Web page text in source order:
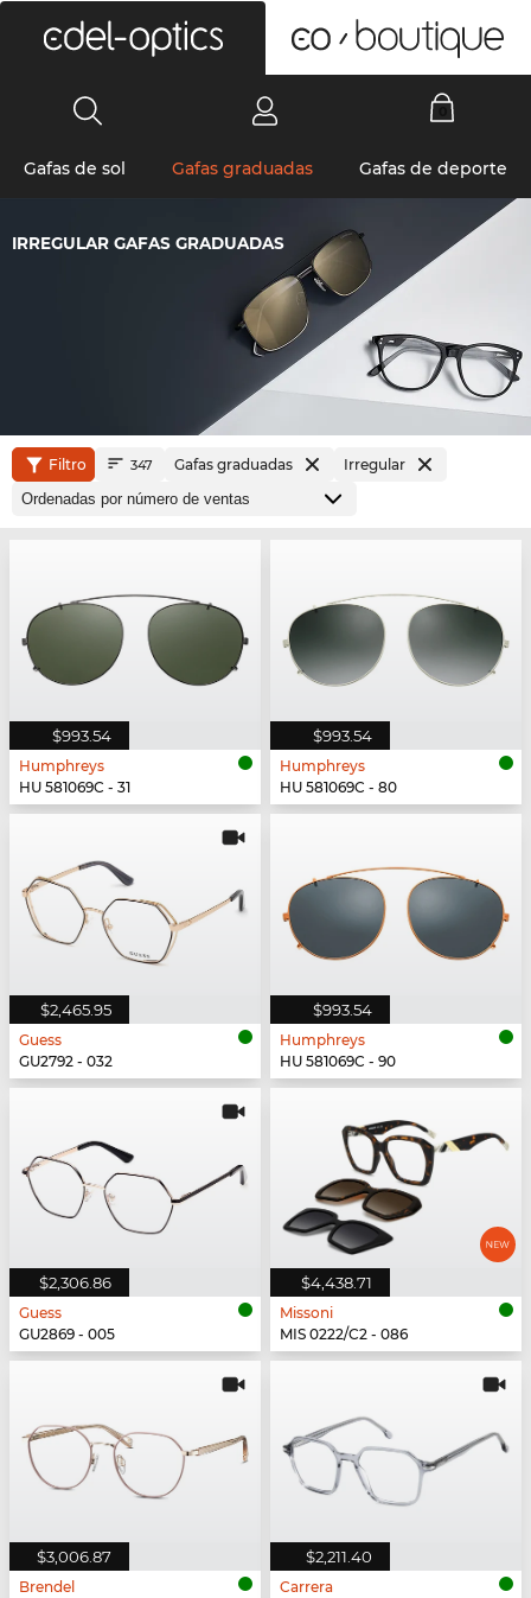
Gafas de sol Gafas graduadas Gafas de deporte
IRREGULAR GAFAS GRADUADAS
Filtro 347 Gafas graduadas Irregular
$993.54
Humphreys
HU 581069C - 31
$993.54
Humphreys
HU 581069C - 80
$2,465.95
Guess
GU2792 - 032
$993.54
Humphreys
HU 581069C - 90
$2,306.86
Guess
GU2869 - 005
$4,438.71
Missoni
MIS 0222/C2 - 086
$3,006.87
Brendel
$2,211.40
Carrera